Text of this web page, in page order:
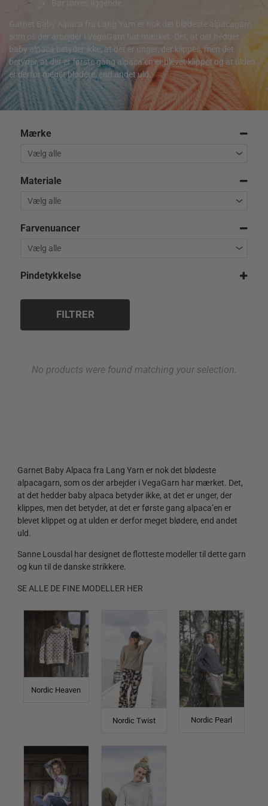
Bør tørres liggende.
Garnet Baby Alpaca fra Lang Yarn er nok det blødeste alpacagarn,
som os der arbejder i VegaGarn har mærket. Det, at det hedder
baby alpaca betyder ikke, at det er unger, der klippes, men det
betyder, at det er første gang alpaca’en er blevet klippet og at ulden
er derfor meget blødere, end andet uld.
Mærke
Materiale
Farvenuancer
Pindetykkelse
FILTRER
No products were found matching your selection.
Garnet Baby Alpaca fra Lang Yarn er nok det blødeste
alpacagarn, som os der arbejder i VegaGarn har mærket. Det,
at det hedder baby alpaca betyder ikke, at det er unger, der
klippes, men det betyder, at det er første gang alpaca’en er
blevet klippet og at ulden er derfor meget blødere, end andet
uld.
Sanne Lousdal har designet de flotteste modeller til dette garn
og kun til de danske strikkere.
SE ALLE DE FINE MODELLER HER
Nordic Heaven
Nordic Twist Nordic Pearl